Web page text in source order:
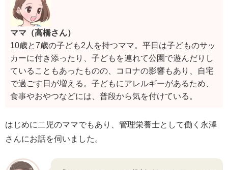
ママ（高橋さん）
10歳と7歳の子ども2人を持つママ。平日は子どものサッ
カーに付き添ったり、子どもを連れて公園で遊んだりし
ていることもあったものの、コロナの影響もあり、自宅
で過ごす日が増える。子どもにアレルギーがあるため、
食事やおやつなどには、普段から気を付けている。
はじめに二児のママでもあり、管理栄養士として働く永澤
さんにお話を伺いました。